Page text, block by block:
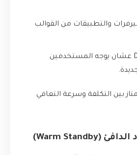
والتطبيقات من القوالب
تحويل الـ DNS عشان يوجه المستخدمين
بين التكلفة وسرعة التعافي